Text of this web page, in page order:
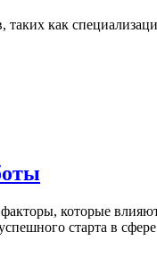
таких как
которые
старта в